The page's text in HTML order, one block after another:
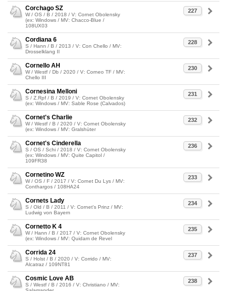
227
Corchago SZ
W / OS / B / 2018 / V: Cornet Obolensky
(ex: Windows / MV: Chacco-Blue /
108UX03
228
Cordiana 6
S / Hann / B / 2013 / V: Con Chello / MV:
Drosselklang II
230
Cornello AH
W / Westf / Db / 2020 / V: Corneo TF / MV:
Chello III
231
Cornesina Melloni
S / Z.Rpf / B / 2019 / V: Cornet Obolensky
(ex: Windows / MV: Sable Rose (Calvados)
232
Cornet's Charlie
W / Westf / B / 2020 / V: Cornet Obolensky
(ex: Windows / MV: Gralshüter
236
Cornet's Cinderella
S / OS / Schi / 2018 / V: Cornet Obolensky
(ex: Windows / MV: Quite Capitol /
109FR38
233
Cornetino WZ
W / OS / F / 2017 / V: Cornet Du Lys / MV:
Conthargos / 108HA24
234
Cornets Lady
S / Old / B / 2011 / V: Cornet's Prinz / MV:
Ludwig von Bayern
235
Cornetto K 4
W / Hann / B / 2017 / V: Cornet Obolensky
(ex: Windows / MV: Quidam de Revel
237
Corrida 24
S / Holst / B / 2020 / V: Corrido / MV:
Alcatraz / 109NT81
238
Cosmic Love AB
S / Westf / B / 2016 / V: Christiano / MV: